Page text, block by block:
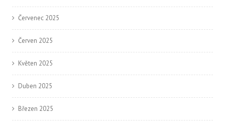
Červenec 2025
Červen 2025
Květen 2025
Duben 2025
Březen 2025